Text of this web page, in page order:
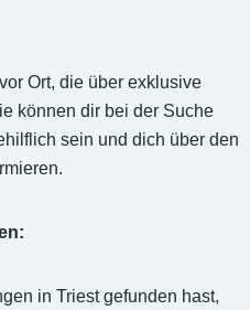
Ort, die über exklusive
können dir bei der Suche
sein und dich über den
in Triest gefunden hast,